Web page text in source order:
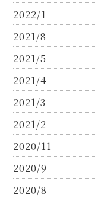
2022/1
2021/8
2021/5
2021/4
2021/3
2021/2
2020/11
2020/9
2020/8